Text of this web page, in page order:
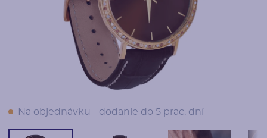
Na objednávku - dodanie do 5 prac. dní